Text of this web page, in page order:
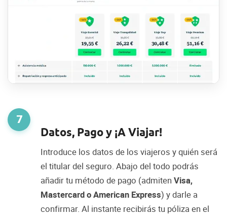
7
Datos, Pago y ¡A Viajar!
Introduce los datos de los viajeros y quién será
el titular del seguro. Abajo del todo podrás
añadir tu método de pago (admiten Visa,
Mastercard o American Express) y darle a
confirmar. Al instante recibirás tu póliza en el